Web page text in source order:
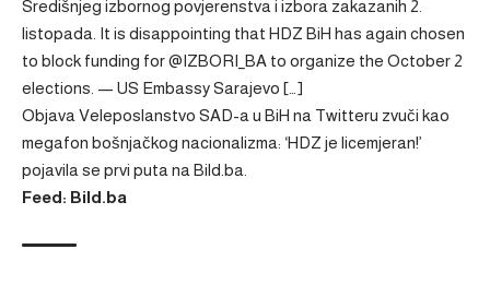
Središnjeg izbornog povjerenstva i izbora zakazanih 2.
listopada. It is disappointing that HDZ BiH has again chosen
to block funding for @IZBORI_BA to organize the October 2
elections. — US Embassy Sarajevo […]
Objava Veleposlanstvo SAD-a u BiH na Twitteru zvuči kao
megafon bošnjačkog nacionalizma: ‘HDZ je licemjeran!’
pojavila se prvi puta na Bild.ba
Feed: Bild.ba